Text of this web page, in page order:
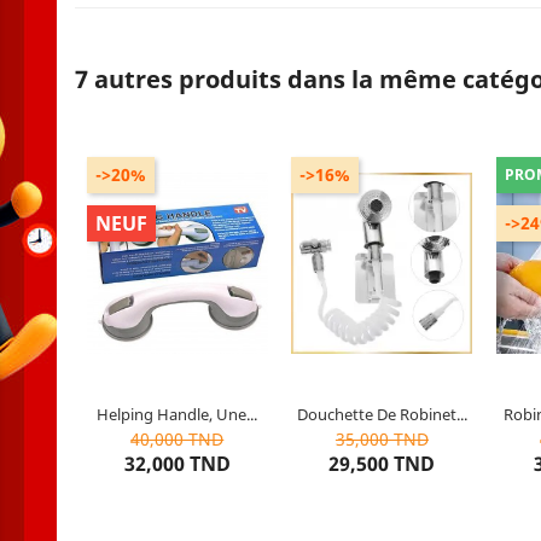
7 autres produits dans la même
Helping Handle, Une...
40,000 TND
32,000 TND
->20%
NEUF
10articles restants Douchette De Robinet...
35,000 TND
29,500 TND
->16%
3articles restants
-